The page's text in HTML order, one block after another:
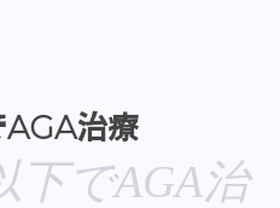
治療
下でAGA治